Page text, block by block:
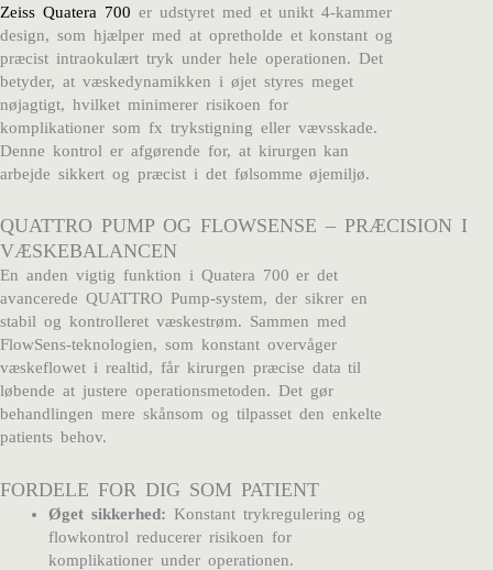
Zeiss Quatera 700 er udstyret med et unikt 4-kammer
design, som hjælper med at opretholde et konstant og
præcist intraokulært tryk under hele operationen. Det
betyder, at væskedynamikken i øjet styres meget
nøjagtigt, hvilket minimerer risikoen for
komplikationer som fx trykstigning eller vævsskade.
Denne kontrol er afgørende for, at kirurgen kan
arbejde sikkert og præcist i det følsomme øjemiljø.
QUATTRO PUMP OG FLOWSENSE – PRÆCISION I
VÆSKEBALANCEN
En anden vigtig funktion i Quatera 700 er det
avancerede QUATTRO Pump-system, der sikrer en
stabil og kontrolleret væskestrøm. Sammen med
FlowSens-teknologien, som konstant overvåger
væskeflowet i realtid, får kirurgen præcise data til
løbende at justere operationsmetoden. Det gør
behandlingen mere skånsom og tilpasset den enkelte
patients behov.
FORDELE FOR DIG SOM PATIENT
Øget sikkerhed: Konstant trykregulering og
flowkontrol reducerer risikoen for
komplikationer under operationen.